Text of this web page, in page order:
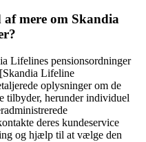
mere om Skandia
Lifelines pensionsordninger
Lifeline
oplysninger om de
tilbyder, herunder individuel
deres kundeservice
og hjælp til at vælge den